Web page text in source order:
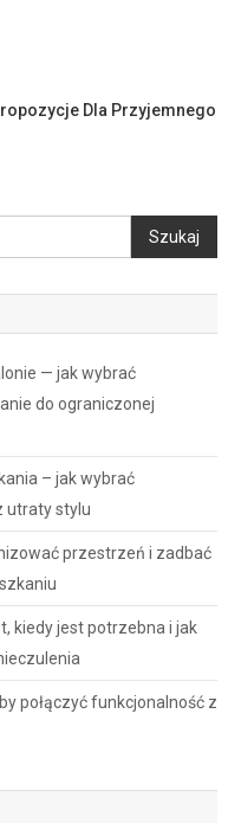
Dla Przyjemnego
Szukaj
— jak wybrać
do ograniczonej
– jak wybrać
utraty stylu
przestrzeń i zadbać
kiedy jest potrzebna i jak
połączyć funkcjonalność z